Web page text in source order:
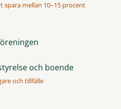
spara mellan 10–15 procent
och boende
och tillfälle